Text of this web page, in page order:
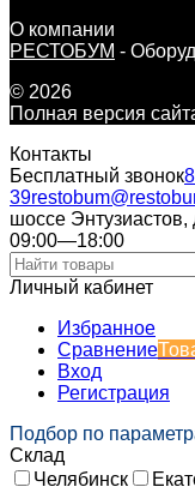
О компании
РЕСТОБУМ -
© 2026
Полная версия
Контакты
Бесплатный звонок
39
шоссе Энтузиастов,
09:00—18:00
Личный кабинет
Избранное
Сравнение
Вход
Регистрация
Подбор по
Склад
Челябинск